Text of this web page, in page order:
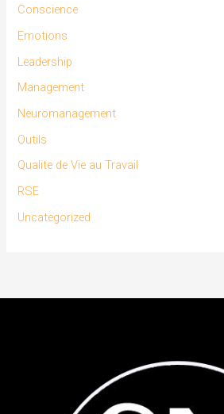
Conscience
Emotions
Leadership
Management
Neuromanagement
Outils
Qualite de Vie au Travail
RSE
Uncategorized